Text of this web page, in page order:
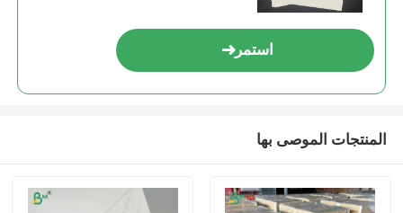
استمر
المنتجات الموصى بها